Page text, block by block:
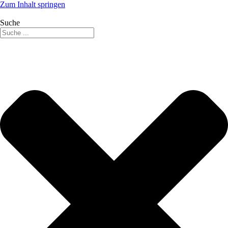
Zum Inhalt springen
Suche